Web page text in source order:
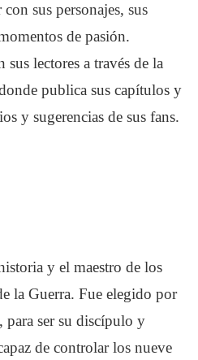
sus personajes, sus
de pasión.
lectores a través de la
publica sus capítulos y
y sugerencias de sus fans.
y el maestro de los
la Guerra. Fue elegido por
ser su discípulo y
de controlar los nueve